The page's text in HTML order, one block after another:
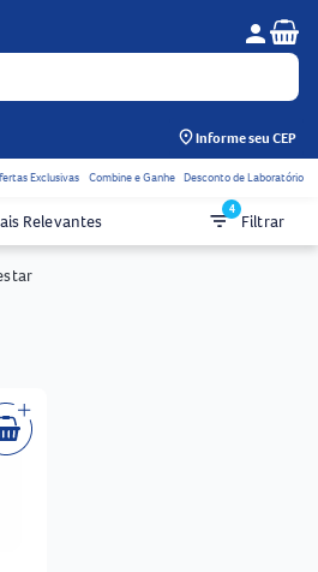
Menu do
person
Informe seu CEP
Acessos rápidos do cabeçalho
Exclusivas Combine e Ganhe Desconto de Laboratório
Relevantes filter_list4
Filtrar